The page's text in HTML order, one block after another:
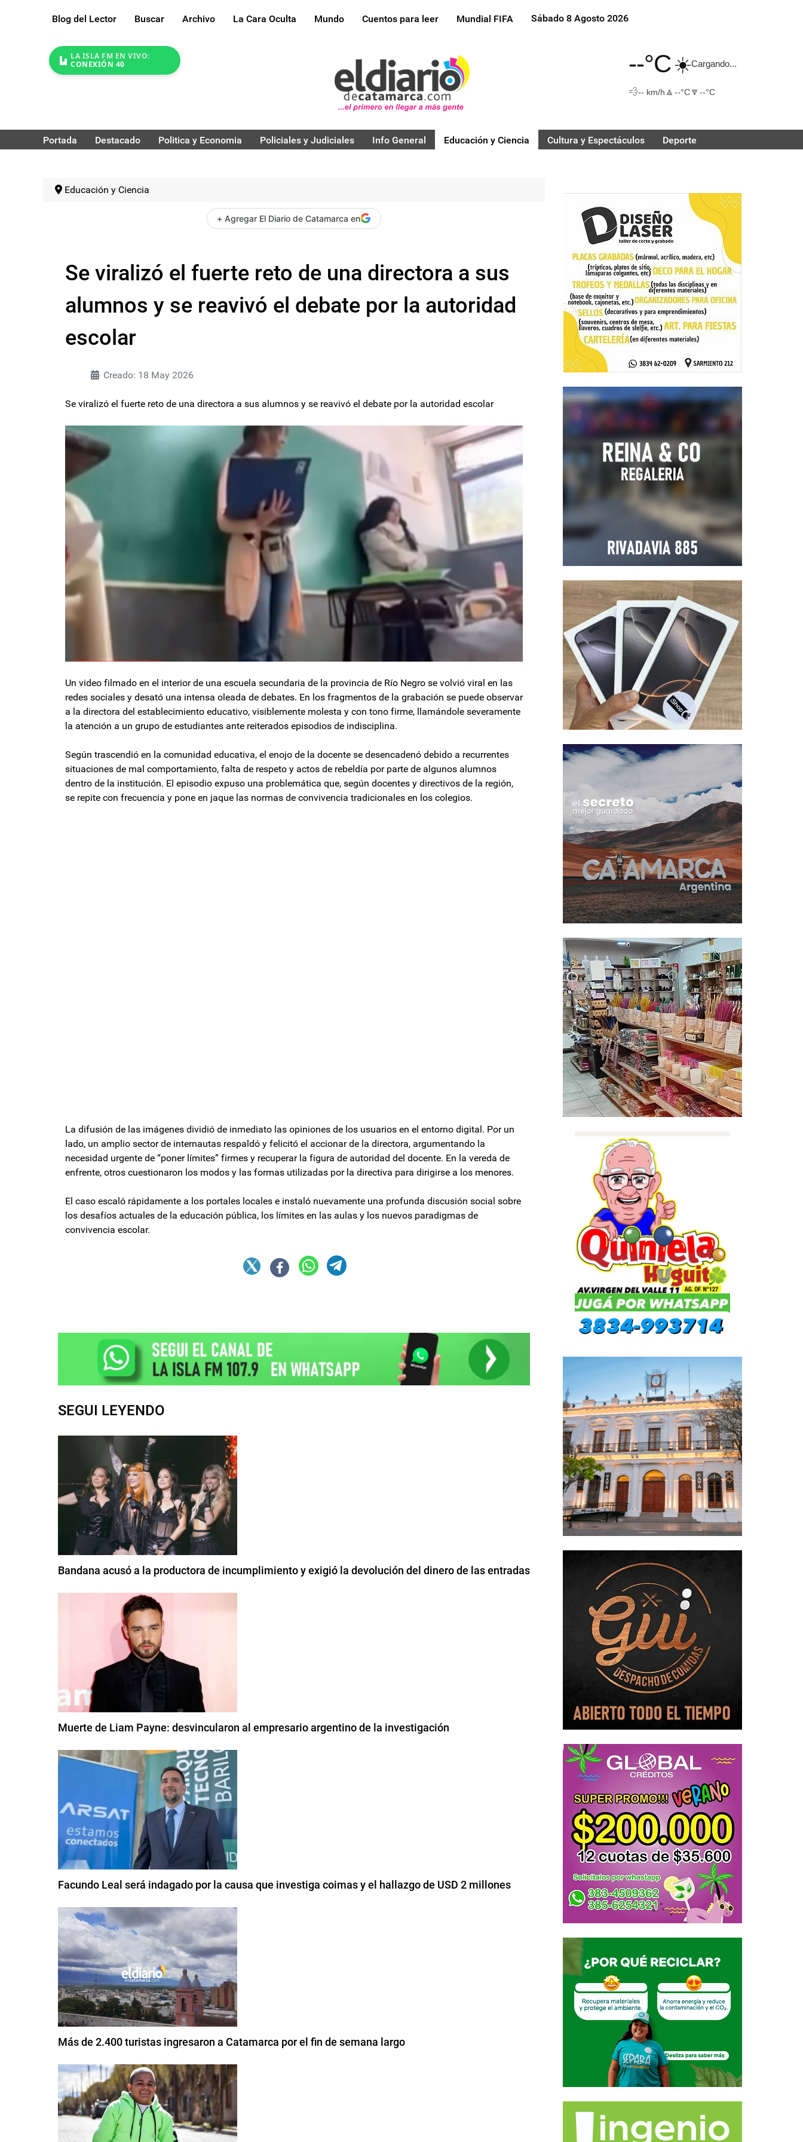
Blog del Lector Buscar Archivo La Cara Oculta Mundo Cuentos para leer Mundial FIFA Sábado 8 Agosto 2026
LA ISLA FM EN VIVO:
CONEXIÓN 40
--°C☀️Cargando...
💨-- km/h 🔼 --°C🔽 --°C
Portada Destacado Politica y Economia Policiales y Judiciales Info General Educación y Ciencia Cultura y Espectáculos Deporte
Educación y Ciencia
+ Agregar El Diario de Catamarca en
Se viralizó el fuerte reto de una directora a sus
alumnos y se reavivó el debate por la autoridad
escolar
Creado: 18 May 2026
Se viralizó el fuerte reto de una directora a sus alumnos y se reavivó el debate por la autoridad escolar
Un video filmado en el interior de una escuela secundaria de la provincia de Río Negro se volvió viral en las
redes sociales y desató una intensa oleada de debates. En los fragmentos de la grabación se puede observar
a la directora del establecimiento educativo, visiblemente molesta y con tono firme, llamándole severamente
la atención a un grupo de estudiantes ante reiterados episodios de indisciplina.
Según trascendió en la comunidad educativa, el enojo de la docente se desencadenó debido a recurrentes
situaciones de mal comportamiento, falta de respeto y actos de rebeldía por parte de algunos alumnos
dentro de la institución. El episodio expuso una problemática que, según docentes y directivos de la región,
se repite con frecuencia y pone en jaque las normas de convivencia tradicionales en los colegios.
La difusión de las imágenes dividió de inmediato las opiniones de los usuarios en el entorno digital. Por un
lado, un amplio sector de internautas respaldó y felicitó el accionar de la directora, argumentando la
necesidad urgente de “poner límites” firmes y recuperar la figura de autoridad del docente. En la vereda de
enfrente, otros cuestionaron los modos y las formas utilizadas por la directiva para dirigirse a los menores.
El caso escaló rápidamente a los portales locales e instaló nuevamente una profunda discusión social sobre
los desafíos actuales de la educación pública, los límites en las aulas y los nuevos paradigmas de
convivencia escolar.
SEGUI LEYENDO
Bandana acusó a la productora de incumplimiento y exigió la devolución del dinero de las entradas
Muerte de Liam Payne: desvincularon al empresario argentino de la investigación
Facundo Leal será indagado por la causa que investiga coimas y el hallazgo de USD 2 millones
Más de 2.400 turistas ingresaron a Catamarca por el fin de semana largo